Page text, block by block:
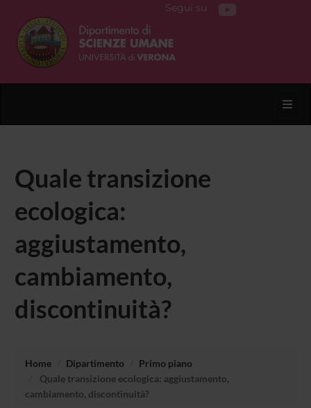
Segui su
Quale transizione
ecologica:
aggiustamento,
cambiamento,
discontinuità?
Home Dipartimento
Primo piano
Quale transizione ecologica: aggiustamento,
cambiamento, discontinuità?